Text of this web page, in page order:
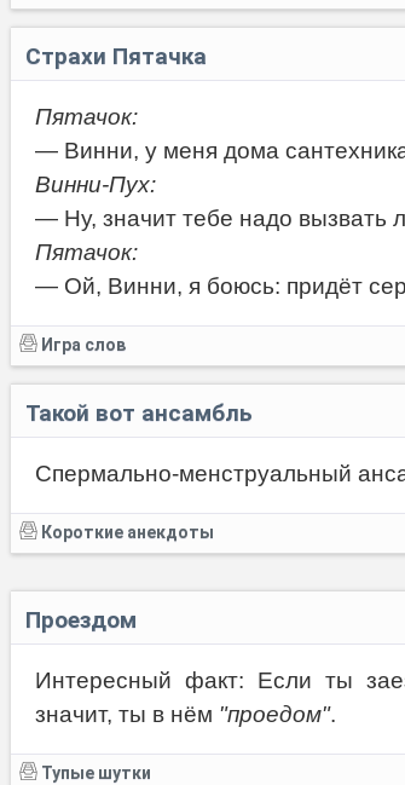
Страхи Пятачка
Пятачок:
— Винни, у меня дома
Винни-Пух:
— Ну, значит тебе надо вызвать
Пятачок:
— Ой, Винни, я боюсь: придёт
Игра слов
Такой вот ансамбль
Спермально-менструальный
Короткие анекдоты
Проездом
Интересный факт: Если ты
значит, ты в нём "проедом".
Тупые шутки